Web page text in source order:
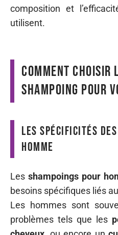
composition et
utilisent.
Comment
shampoing pour